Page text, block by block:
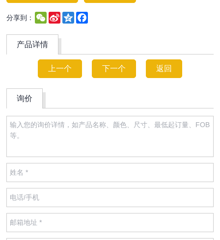
分享到： WeChat
Sina
Weibo
Qzone
产品详情
上一个 下一个 返回
询价